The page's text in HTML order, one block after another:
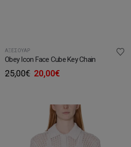
ΑΞΕΣΟΥΆΡ
Obey Icon Face Cube Key Chain
25,00€ Original
price
20,00€
20,00€.